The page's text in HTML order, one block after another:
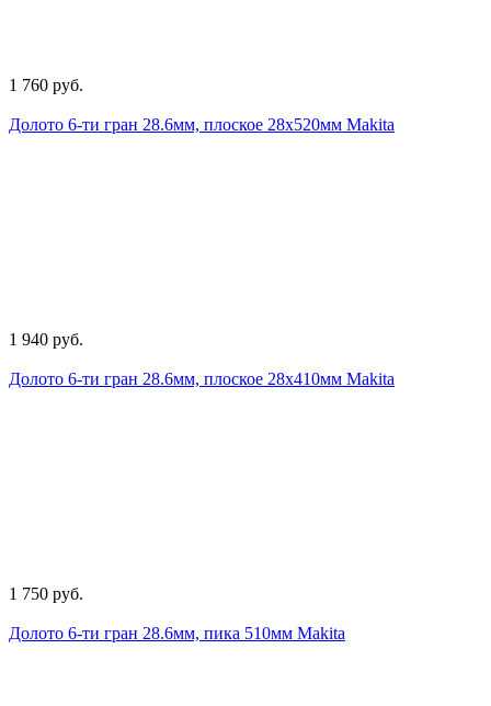
1 760 руб.
Долото 6-ти гран 28.6мм, плоское 28х520мм Makita
1 940 руб.
Долото 6-ти гран 28.6мм, плоское 28х410мм Makita
1 750 руб.
Долото 6-ти гран 28.6мм, пика 510мм Makita